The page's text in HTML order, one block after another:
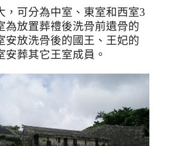
， 可分為中室、東室和西室3
為放置葬禮後洗骨前遺骨的
安放洗骨後的國王、王妃的
安葬其它王室成員。